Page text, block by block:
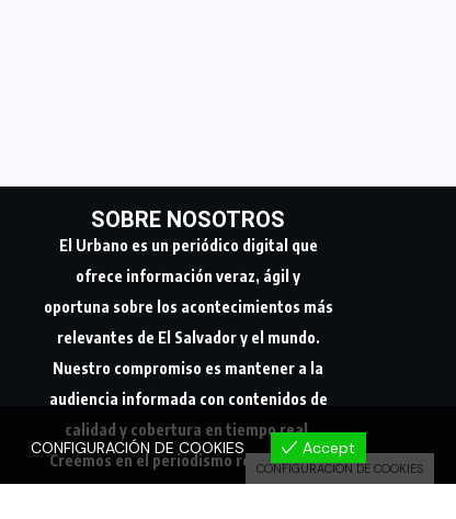
SOBRE NOSOTROS
El Urbano es un periódico digital que
ofrece información veraz, ágil y
oportuna sobre los acontecimientos más
relevantes de El Salvador y el mundo.
Nuestro compromiso es mantener a la
audiencia informada con contenidos de
calidad y cobertura en tiempo real.
Creemos en el periodismo responsable,
CONFIGURACIÓN DE COOKIES Accept
CONFIGURACIÓN DE COOKIES